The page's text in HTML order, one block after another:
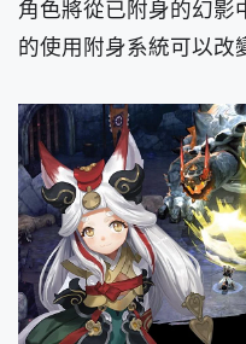
角色將從已附身的幻影
的使用附身系統可以改